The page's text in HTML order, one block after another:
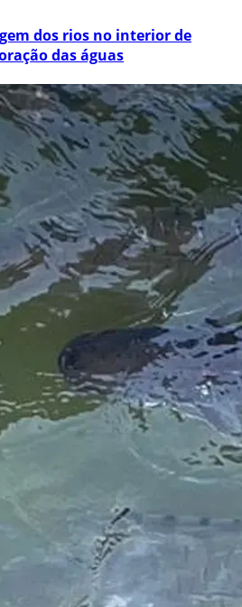
dos rios no interior de
das águas